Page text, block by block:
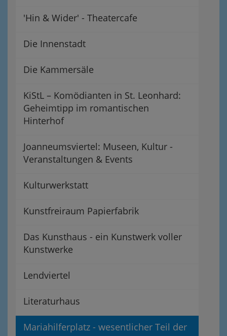
'Hin & Wider' - Theatercafe
Die Innenstadt
Die Kammersäle
KiStL – Komödianten in St. Leonhard:
Geheimtipp im romantischen
Hinterhof
Joanneumsviertel: Museen, Kultur -
Veranstaltungen & Events
Kulturwerkstatt
Kunstfreiraum Papierfabrik
Das Kunsthaus - ein Kunstwerk voller
Kunstwerke
Lendviertel
Literaturhaus
Mariahilferplatz - wesentlicher Teil der